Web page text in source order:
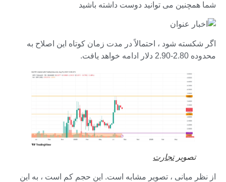
شما همچنین می توانید دوست داشته باشید
اگر شکسته شود ، احتمالاً در مدت زمان کوتاه این اصلاح به
محدوده 2.80-2.90 دلار ادامه خواهد یافت.
تصویرتجارت
از نظر میانی ، تصویر مشابه است. این حجم کم است ، به این